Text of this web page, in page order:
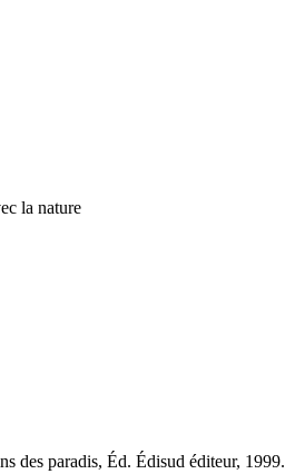
la nature
des paradis, Éd. Édisud éditeur, 1999.